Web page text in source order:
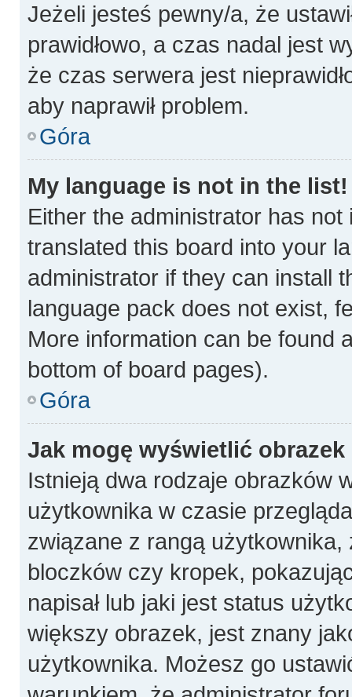
Jeżeli jesteś pewny/a, że
prawidłowo, a czas nadal jest
że czas serwera jest
aby naprawił problem.
Góra
My language is not in the list!
Either the administrator has
translated this board into your
administrator if they can install
language pack does not exist,
More information can be found
bottom of board pages).
Góra
Jak mogę wyświetlić
Istnieją dwa rodzaje obrazków
użytkownika w czasie
związane z rangą
bloczków czy kropek,
napisał lub jaki jest status
większy obrazek, jest znany
użytkownika. Możesz go